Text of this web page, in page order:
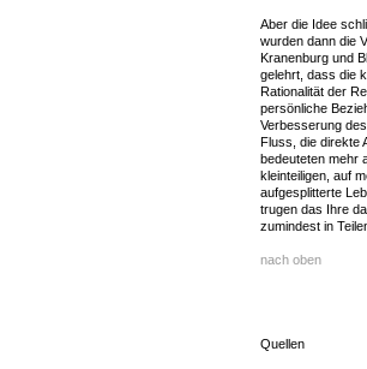
Aber die Idee
wurden dann die
Kranenburg und
gelehrt, dass die
Rationalität der
persönliche
Verbesserung
Fluss, die direkte
bedeuteten mehr
kleinteiligen, auf
aufgesplitterte
trugen das Ihre
zumindest in
nach oben
Quellen